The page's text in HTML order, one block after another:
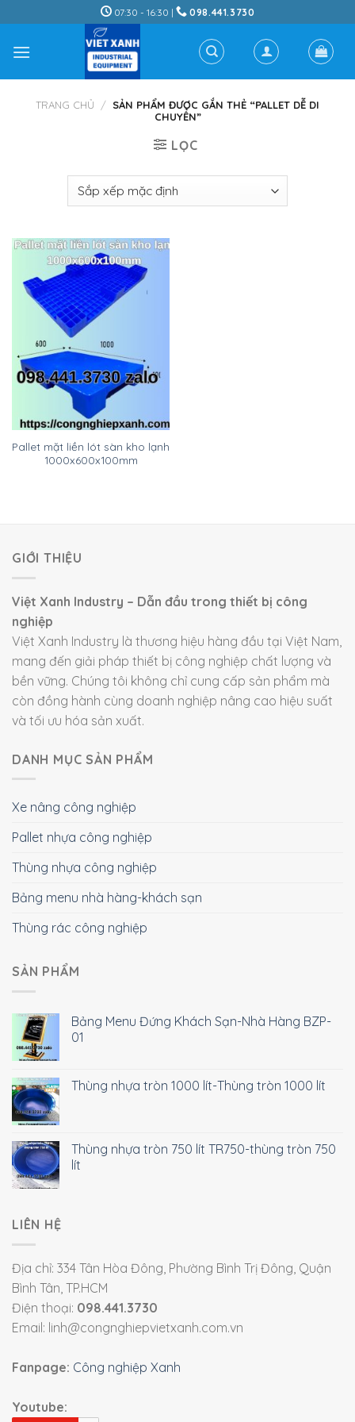
to
content
07:30 - 16:30 | 098.441.3730
TRANG CHỦ / SẢN PHẨM ĐƯỢC GẮN THẺ “PALLET DỄ DI
CHUYỂN”
LỌC
Pallet mặt liền lót sàn kho lạnh
1000x600x100mm
GIỚI THIỆU
Việt Xanh Industry – Dẫn đầu trong thiết bị công
nghiệp
Việt Xanh Industry là thương hiệu hàng đầu tại Việt Nam,
mang đến giải pháp thiết bị công nghiệp chất lượng và
bền vững. Chúng tôi không chỉ cung cấp sản phẩm mà
còn đồng hành cùng doanh nghiệp nâng cao hiệu suất
và tối ưu hóa sản xuất.
DANH MỤC SẢN PHẨM
Xe nâng công nghiệp
Pallet nhựa công nghiệp
Thùng nhựa công nghiệp
Bảng menu nhà hàng-khách sạn
Thùng rác công nghiệp
SẢN PHẨM
Bảng Menu Đứng Khách Sạn-Nhà Hàng BZP-
01
Thùng nhựa tròn 1000 lít-Thùng tròn 1000 lít
Thùng nhựa tròn 750 lít TR750-thùng tròn 750
lít
LIÊN HỆ
Địa chỉ: 334 Tân Hòa Đông, Phường Bình Trị Đông, Quận
Bình Tân, TP.HCM
Điện thoại: 098.441.3730
Email: linh@congnghiepvietxanh.com.vn
Fanpage: Công nghiệp Xanh
Youtube: